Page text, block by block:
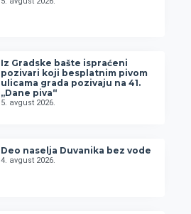
Iz Gradske bašte ispraćeni
pozivari koji besplatnim pivom
ulicama grada pozivaju na 41.
„Dane piva“
5. avgust 2026.
Deo naselja Duvanika bez vode
4. avgust 2026.